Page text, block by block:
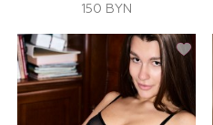
150 BYN